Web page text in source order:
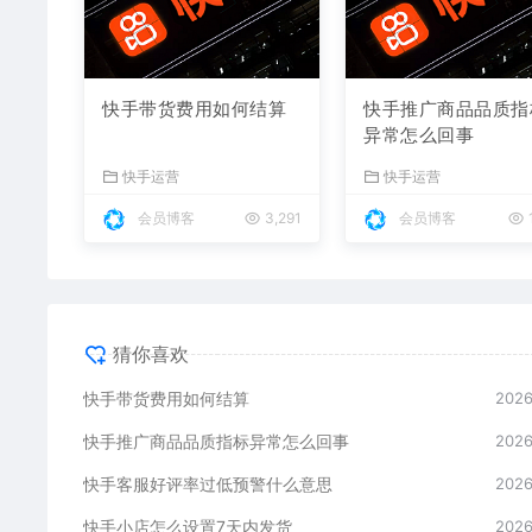
快手带货费用如何结算
快手运营
会员博客 3,291
快手推广商品品质
异常怎么回事
快手运营
会员博客
猜你喜欢
快手带货费用如何结算
快手推广商品品质指标异常怎么回事
快手客服好评率过低预警什么意思
快手小店怎么设置7天内发货